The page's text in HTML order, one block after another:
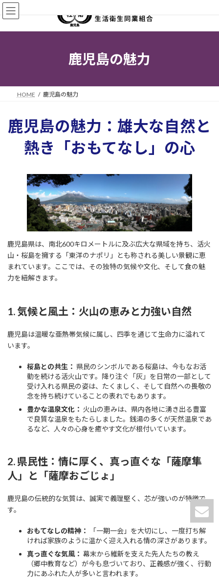
コ
ン
ン
ナ
ビ
ー
鹿児島の魅力
HOME 鹿児島の魅力
鹿児島の魅力：雄大な自然と
熱き「おもてなし」の心
鹿児島県は、南北600キロメートルに及ぶ広大な県域を持ち、活火
山・桜島を擁する「東洋のナポリ」とも称される美しい景観に恵
まれています。ここでは、その独特の気候や文化、そして食の魅
力を紐解きます。
1. 気候と風土：火山の恵みと力強い自然
鹿児島は温暖な亜熱帯気候に属し、四季を通じて生命力に溢れて
います。
桜島との共生： 県民のシンボルである桜島は、今もなお活
動を続ける活火山です。降り注ぐ「灰」を日常の一部として
受け入れる県民の姿は、たくましく、そして自然への畏敬の
念を持ち続けていることの表れでもあります。
豊かな温泉文化： 火山の恵みは、県内各地に湧き出る豊富
で良質な温泉をもたらしました。銭湯の多くが天然温泉であ
るなど、人々の心身を癒やす文化が根付いています。
2. 県民性：情に厚く、真っ直ぐな「薩摩隼
人」と「薩摩おごじょ」
鹿児島の伝統的な気質は、誠実で義理堅く、芯が強いのが特徴で
す。
おもてなしの精神：
「一期一会」を大切にし、一度打ち解
ければ家族のように温かく迎え入れる情の深さがあります。
真っ直ぐな気風： 幕末から維新を支えた先人たちの教え
（郷中教育など）が今も息づいており、正義感が強く、行動
力にあふれた人が多いと言われます。